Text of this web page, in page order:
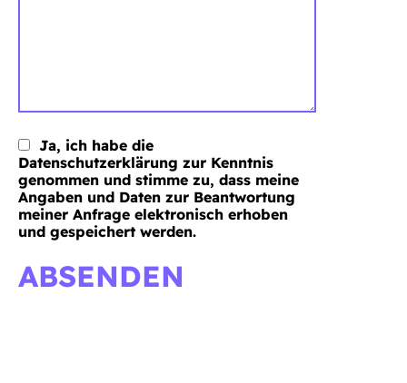
Ja, ich habe die
Datenschutzerklärung zur Kenntnis
genommen und stimme zu, dass meine
Angaben und Daten zur Beantwortung
meiner Anfrage elektronisch erhoben
und gespeichert werden.